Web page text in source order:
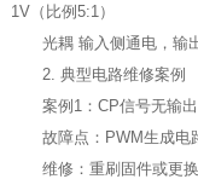
1V（比例5:1）
光耦 输入侧通电，输出
2. 典型电路维修案例
案例1：CP信号无输出
故障点：PWM生成电
维修：重刷固件或更换